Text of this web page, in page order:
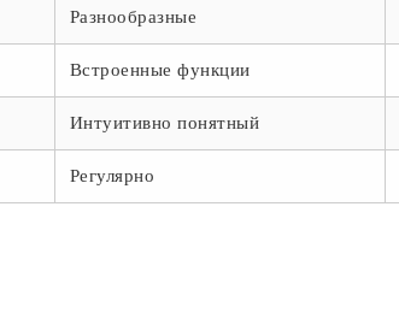
Разнообразные
Встроенные функции
Интуитивно понятный
Регулярно